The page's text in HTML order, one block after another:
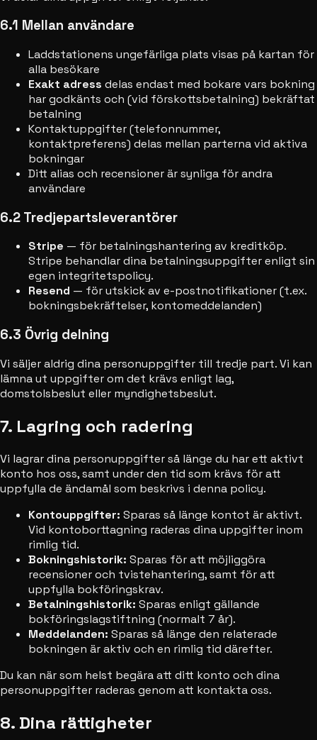
6.1 Mellan användare
Laddstationens ungefärliga plats visas på kartan för
alla besökare
Exakt adress delas endast med bokare vars bokning
har godkänts och (vid förskottsbetalning) bekräftat
betalning
Kontaktuppgifter (telefonnummer,
kontaktpreferens) delas mellan parterna vid aktiva
bokningar
Ditt alias och recensioner är synliga för andra
användare
6.2 Tredjepartsleverantörer
Stripe — för betalningshantering av kreditköp.
Stripe behandlar dina betalningsuppgifter enligt sin
egen integritetspolicy.
Resend — för utskick av e-postnotifikationer (t.ex.
bokningsbekräftelser, kontomeddelanden)
6.3 Övrig delning
Vi säljer aldrig dina personuppgifter till tredje part. Vi kan
lämna ut uppgifter om det krävs enligt lag,
domstolsbeslut eller myndighetsbeslut.
7. Lagring och radering
Vi lagrar dina personuppgifter så länge du har ett aktivt
konto hos oss, samt under den tid som krävs för att
uppfylla de ändamål som beskrivs i denna policy.
Kontouppgifter: Sparas så länge kontot är aktivt.
Vid kontoborttagning raderas dina uppgifter inom
rimlig tid.
Bokningshistorik: Sparas för att möjliggöra
recensioner och tvistehantering, samt för att
uppfylla bokföringskrav.
Betalningshistorik: Sparas enligt gällande
bokföringslagstiftning (normalt 7 år).
Meddelanden: Sparas så länge den relaterade
bokningen är aktiv och en rimlig tid därefter.
Du kan när som helst begära att ditt konto och dina
personuppgifter raderas genom att kontakta oss.
8. Dina rättigheter